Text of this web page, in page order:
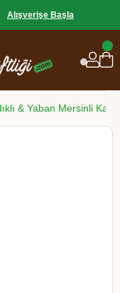
Alışverişe Başla